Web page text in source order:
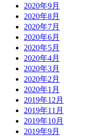
2020年9月
2020年8月
2020年7月
2020年6月
2020年5月
2020年4月
2020年3月
2020年2月
2020年1月
2019年12月
2019年11月
2019年10月
2019年9月